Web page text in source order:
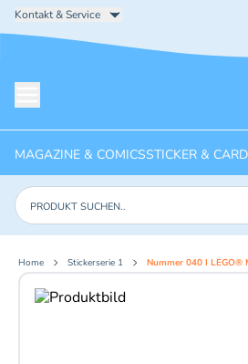
Kontakt & Service
MAGAZINE & COMICSSTICKER &
Produkte suchen
Home Stickerserie 1 Nummer 040 I LEGO®
Aktuelles Bild: 1 von 2